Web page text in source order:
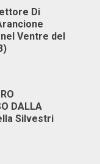
Di
Ventre del
DALLA
Silvestri